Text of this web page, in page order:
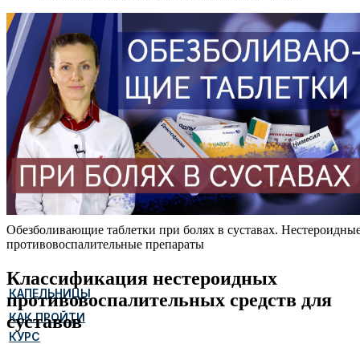
КАПЕЛЬНИЦЫ
КАК ПРОЙТИ
КУРС
Обезболивающие таблетки при болях в суставах.
противовоспалительные препараты
Классификация нестероидных
противовоспалительных средств для
суставов